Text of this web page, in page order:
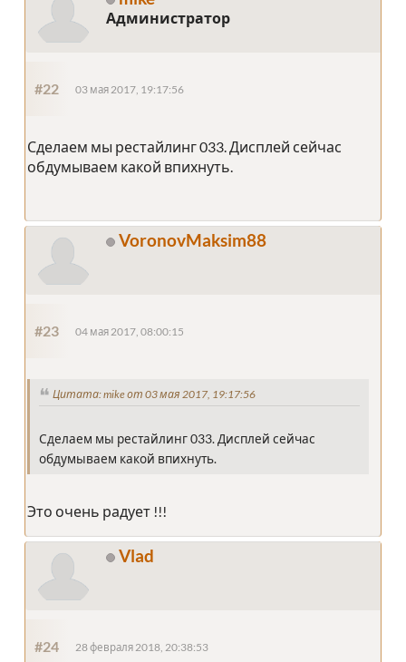
Администратор
#22 03 мая 2017, 19:17:56
Сделаем мы рестайлинг 033. Дисплей сейчас
обдумываем какой впихнуть.
VoronovMaksim88
#23 04 мая 2017, 08:00:15
Цитата: mike от 03 мая 2017, 19:17:56
Сделаем мы рестайлинг 033. Дисплей сейчас
обдумываем какой впихнуть.
Это очень радует !!!
Vlad
#24 28 февраля 2018, 20:38:53